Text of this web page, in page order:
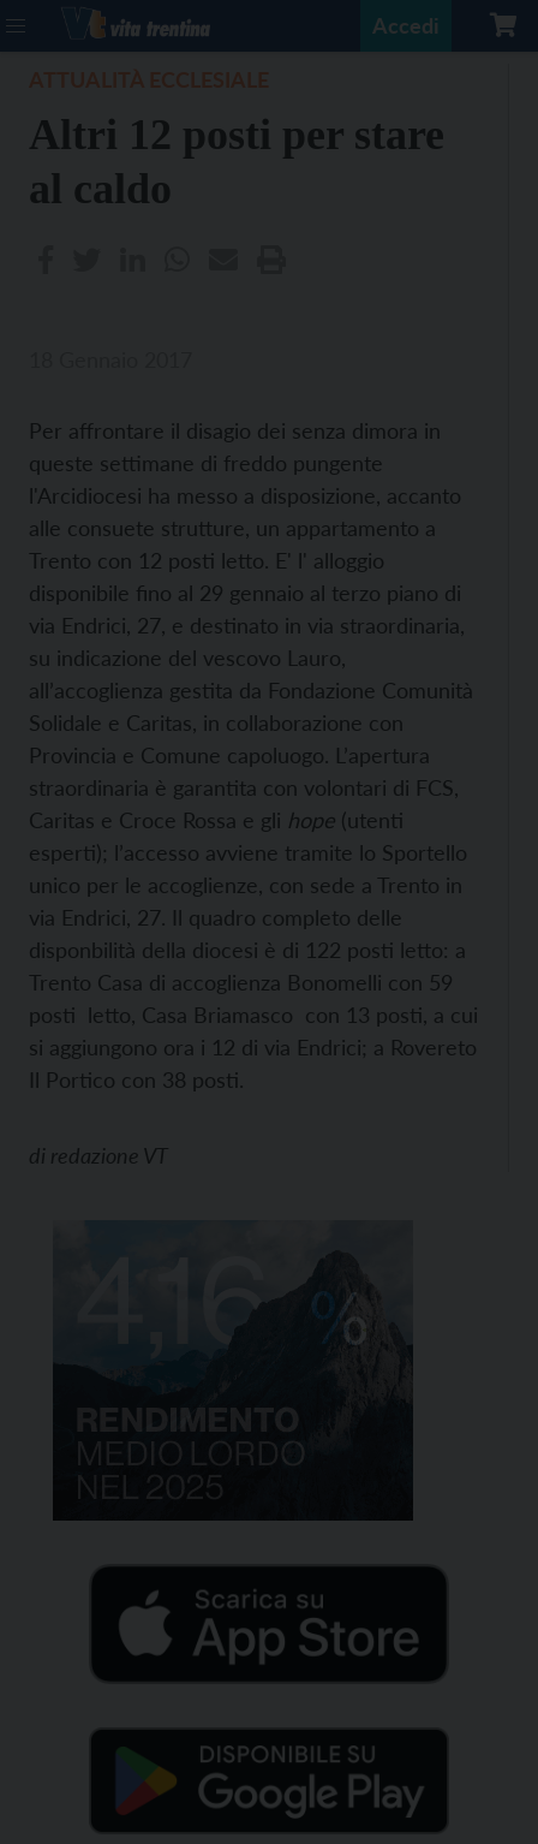
Accedi
Altri 12 posti per stare
al caldo
Per affrontare il disagio dei senza dimora in
queste settimane di freddo pungente
l'Arcidiocesi ha messo a disposizione, accanto
alle consuete strutture, un appartamento a
Trento con 12 posti letto. E' l' alloggio
disponibile fino al 29 gennaio al terzo piano di
via Endrici, 27, e destinato in via straordinaria,
su indicazione del vescovo Lauro,
all’accoglienza gestita da Fondazione Comunità
Solidale e Caritas, in collaborazione con
Provincia e Comune capoluogo. L’apertura
straordinaria è garantita con volontari di FCS,
Caritas e Croce Rossa e gli hope (utenti
esperti); l’accesso avviene tramite lo Sportello
unico per le accoglienze, con sede a Trento in
via Endrici, 27. Il quadro completo delle
disponbilità della diocesi è di 122 posti letto: a
Trento Casa di accoglienza Bonomelli con 59
posti letto, Casa Briamasco con 13 posti, a cui
si aggiungono ora i 12 di via Endrici; a Rovereto
Il Portico con 38 posti.
di redazione VT